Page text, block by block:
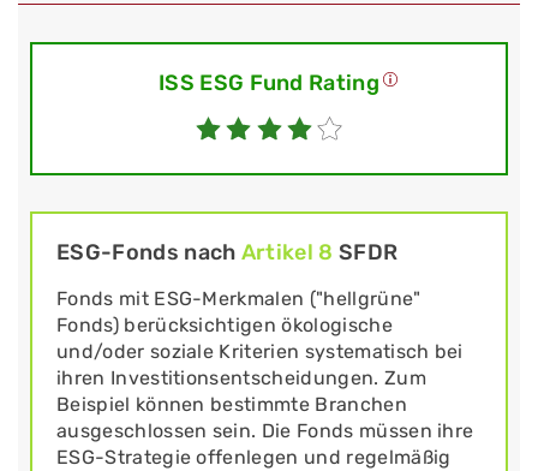
ISS ESG Fund Rating
ESG-Fonds nach Artikel 8 SFDR
Fonds mit ESG-Merkmalen ("hellgrüne"
Fonds) berücksichtigen ökologische
und/oder soziale Kriterien systematisch bei
ihren Investitionsentscheidungen. Zum
Beispiel können bestimmte Branchen
ausgeschlossen sein. Die Fonds müssen ihre
ESG-Strategie offenlegen und regelmäßig